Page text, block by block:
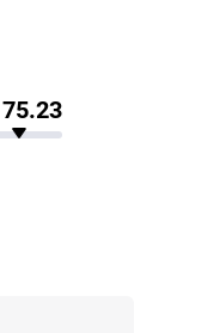
75.23